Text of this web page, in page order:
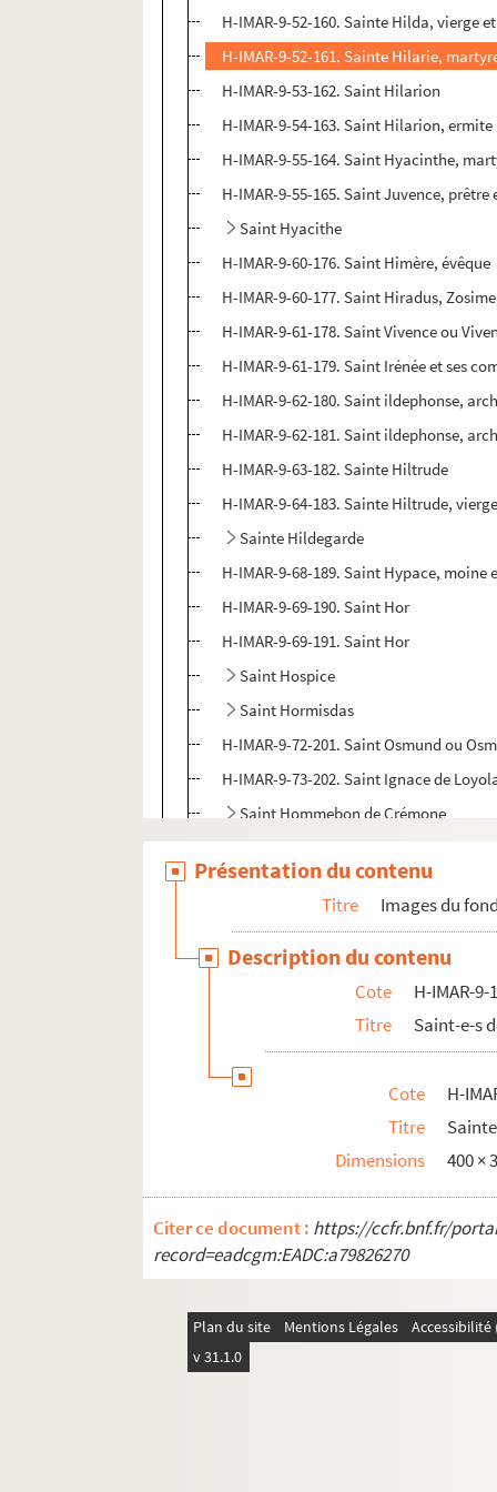
H-IMAR-9-52-160. Sainte Hilda, vierge
H-IMAR-9-52-161. Sainte Hilarie,
H-IMAR-9-53-162. Saint Hilarion
H-IMAR-9-54-163. Saint Hilarion, ermite
H-IMAR-9-55-164. Saint Hyacinthe,
H-IMAR-9-55-165. Saint Juvence, prêtre
Saint Hyacithe
H-IMAR-9-60-176. Saint Himère, évêque
H-IMAR-9-60-177. Saint Hiradus,
H-IMAR-9-61-178. Saint Vivence ou
H-IMAR-9-61-179. Saint Irénée et ses
H-IMAR-9-62-180. Saint ildephonse,
H-IMAR-9-62-181. Saint ildephonse,
H-IMAR-9-63-182. Sainte Hiltrude
H-IMAR-9-64-183. Sainte Hiltrude,
Sainte Hildegarde
H-IMAR-9-68-189. Saint Hypace, moine
H-IMAR-9-69-190. Saint Hor
H-IMAR-9-69-191. Saint Hor
Saint Hospice
Saint Hormisdas
H-IMAR-9-72-201. Saint Osmund ou
H-IMAR-9-73-202. Saint Ignace de
Saint Hommebon de Crémone
Sainte Hortense
H-IMAR-9-76-209. Saint Honorat,
H-IMAR-9-76-210. Saint Honoré
H-IMAR-9-76-211. Saint Honorat,
H-IMAR-9-77-212. Saint Honorat, abbé
H-IMAR-9-77-213. Saint Honorat et
H-IMAR-9-77-214. Saint Honorat et
Sainte Honorine
Saint Honoré, évêque d'Amiens
Saints Hugues
H-IMAR-9-99-267. Saint Hygin, pape et
H-IMAR-9-100-268 à H-IMAR-9-146-394.
H-IMAR-11-5-11 à H-IMAR-11-7-20.
H-IMAR-11-8-21 à H-IMAR-11-165-480.
Présentation du contenu
Titre Images du
Description du contenu
Cote
H-IMAR-9-
Titre
Saint-e-s
Cote
H-
Titre
Dimensions
400 ×
Citer ce document : https://ccfr.bnf.fr/
record=eadcgm:EADC:a79826270
Plan du site Mentions Légales
v 31.1.0